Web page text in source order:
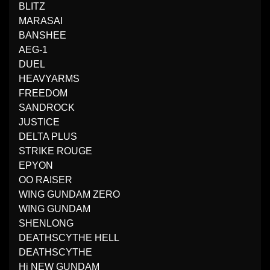
BLITZ
MARASAI
BANSHEE
AEG-1
DUEL
HEAVYARMS
FREEDOM
SANDROCK
JUSTICE
DELTA PLUS
STRIKE ROUGE
EPYON
OO RAISER
WING GUNDAM ZERO
WING GUNDAM
SHENLONG
DEATHSCYTHE HELL
DEATHSCYTHE
Hi NEW GUNDAM